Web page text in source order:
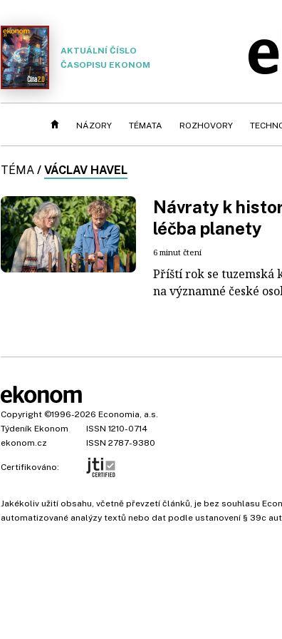
AKTUÁLNÍ ČÍSLO
ČASOPISU EKONOM
NÁZORY TÉMATA ROZHOVORY
TÉMA / VÁCLAV HAVEL
Návraty k
léčba planety
6 minut čtení
Příští rok se tuzemská
na významné české
Copyright ©1996-2026 Economia, a.s.
Týdeník Ekonom
ISSN 1210-0714
ekonom.cz
ISSN 2787-9380
Certifikováno:
Jakékoliv užití obsahu, včetně převzetí článků, je bez souhlasu
automatizované analýzy textů nebo dat podle ustanovení § 39c